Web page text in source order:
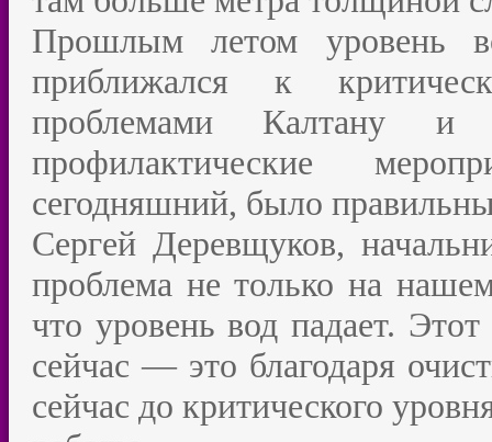
Прошлым летом уровень
приближался к
проблемами Калтану и
профилактические
сегодняшний, было
Сергей Деревщуков,
проблема не только на
что уровень вод падает.
сейчас — это благодаря
сейчас до критического